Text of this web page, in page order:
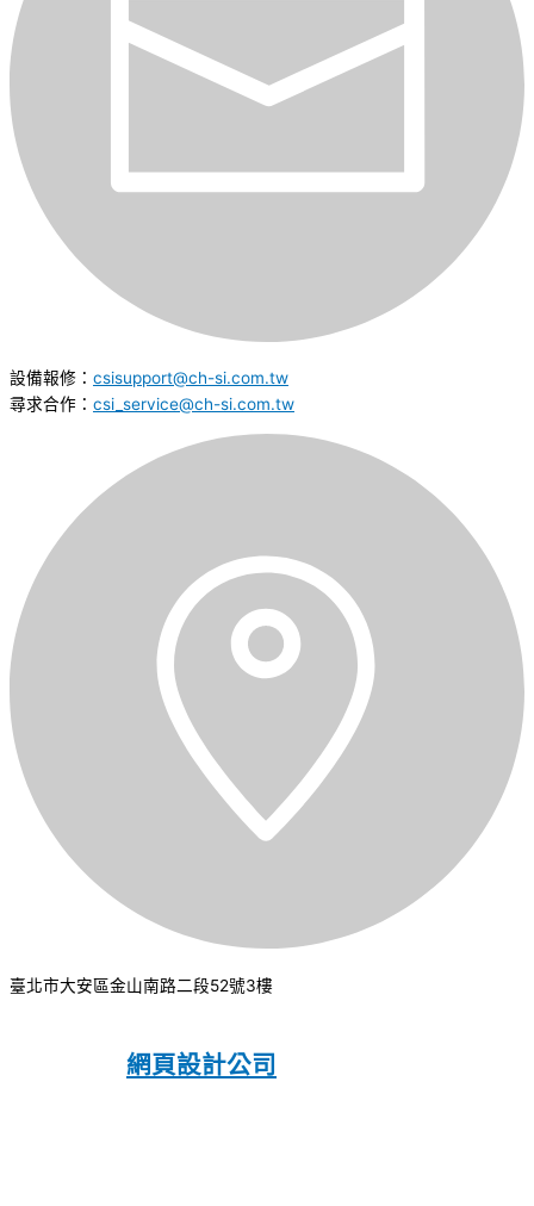
設備報修： csisupport@ch-si.com.tw
尋求合作： csi_service@ch-si.com.tw
臺北市大安區金山南路二段52號3樓
網頁設計公司